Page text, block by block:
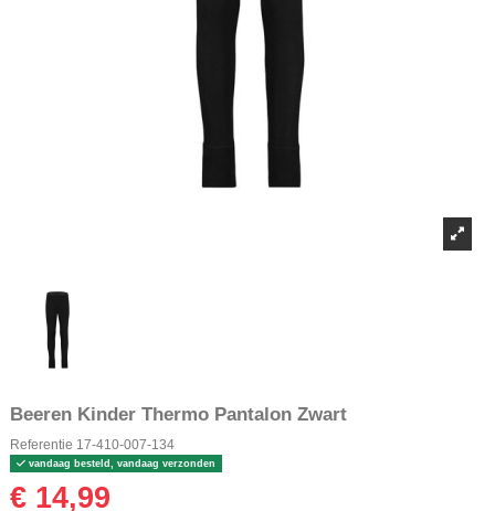
Beeren Kinder Thermo Pantalon Zwart
Referentie 17-410-007-134
vandaag besteld, vandaag verzonden
€ 14,99